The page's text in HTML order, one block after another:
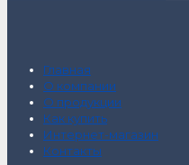
Главная
О компании
О продукции
Как купить
Интернет-магазин
Контакты